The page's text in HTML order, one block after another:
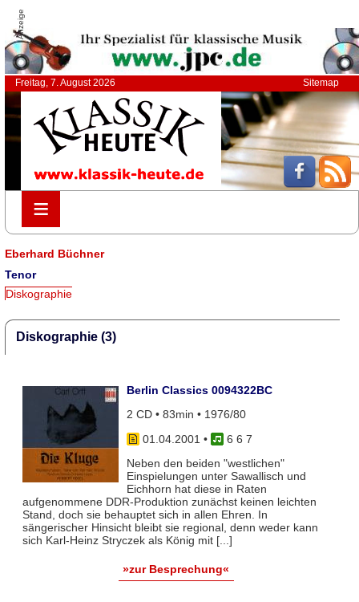
Anzeige
Freitag, 7. August 2026 Sitemap
≡
≡
Eberhard Büchner
Tenor
Diskographie
Diskographie (3)
Berlin Classics 0094322BC
2 CD • 83min • 1976/80
01.04.2001 •
6 6 7
Neben den beiden "westlichen"
Einspielungen unter Sawallisch und
Eichhorn hat diese in Raten
aufgenommene DDR-Produktion zunächst keinen leichten
Stand, doch sie behauptet sich in allen Ehren. In
sängerischer Hinsicht bleibt sie regional, denn weder kann
sich Karl-Heinz Stryczek als König mit [...]
»zur Besprechung«